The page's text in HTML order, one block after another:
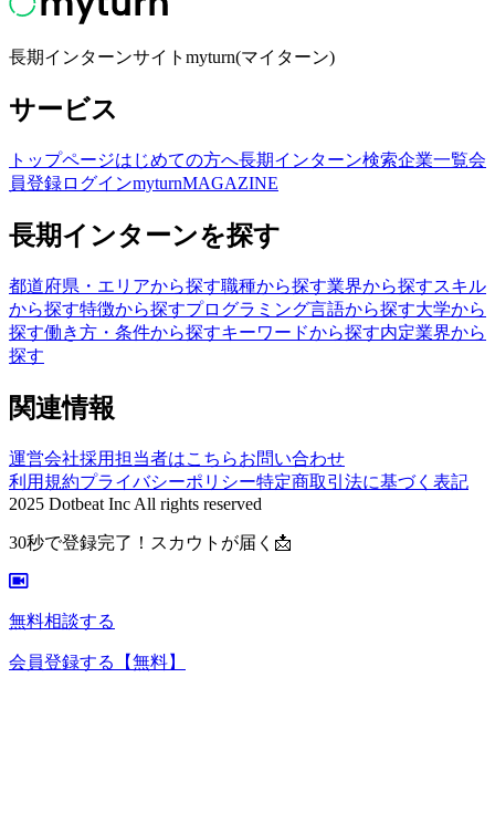
長期インターンサイトmyturn(マイターン)
サービス
トップページはじめての方へ長期インターン検索企業一覧会
員登録ログインmyturnMAGAZINE
長期インターンを探す
都道府県・エリアから探す職種から探す業界から探すスキル
から探す特徴から探すプログラミング言語から探す大学から
探す働き方・条件から探すキーワードから探す内定業界から
探す
関連情報
運営会社採用担当者はこちらお問い合わせ
利用規約プライバシーポリシー特定商取引法に基づく表記
2025 Dotbeat Inc All rights reserved
30秒で登録完了！スカウトが届く📩
無料相談する
会員登録する 【無料】